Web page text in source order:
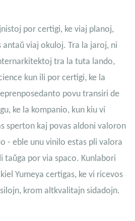
por certigi, ke viaj planoj,
antaŭ viaj okuloj. Tra la jaroj, ni
tra la tuta lando,
kun ili por certigi, ke la
povu transiri de
ke la kompanio, kun kiu vi
sperton kaj povas aldoni valoron
- eble unu vinilo estas pli valora
taŭga por via spaco. Kunlabori
Yumeya certigas, ke vi ricevos
krom altkvalitajn sidadojn.